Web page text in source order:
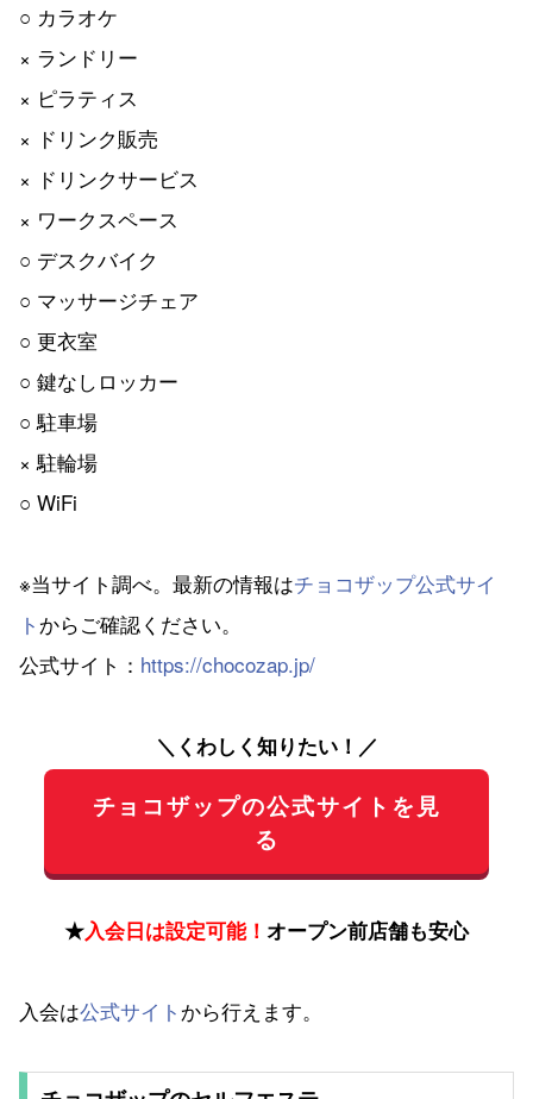
○ カラオケ
× ランドリー
× ピラティス
× ドリンク販売
× ドリンクサービス
× ワークスペース
○ デスクバイク
○ マッサージチェア
○ 更衣室
○ 鍵なしロッカー
○ 駐車場
× 駐輪場
○ WiFi
※当サイト調べ。最新の情報はチョコザップ公式サイ
ト からご確認ください。
公式サイト： https://chocozap.jp/
＼くわしく知りたい！／
チョコザップの公式サイトを見
る
★入会日は設定可能！ オープン前店舗も安心
入会は公式サイト から行えます。